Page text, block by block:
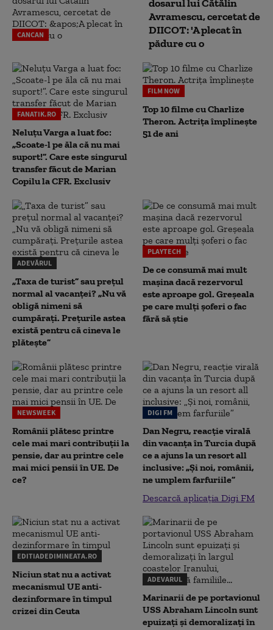
CANCAN
dosarul lui Cătălin
Avramescu, cercetat de
DIICOT: 'A plecat în
pădure cu o
FANATIK.RO
Neluțu Varga a luat foc:
„Scoate-l pe ăla că nu mai
suport!”. Care este singurul
transfer făcut de Marian
Copilu la CFR. Exclusiv
FILM NOW
Top 10 filme cu Charlize
Theron. Actrița împlinește
51 de ani
ADEVĂRUL
„Taxa de turist” sau prețul
normal al vacanței? „Nu vă
obligă nimeni să
cumpărați. Prețurile astea
există pentru că cineva le
plătește”
PLAYTECH
De ce consumă mai mult
mașina dacă rezervorul
este aproape gol. Greșeala
pe care mulți șoferi o fac
fără să știe
NEWSWEEK
Românii plătesc printre
cele mai mari contribuții la
pensie, dar au printre cele
mai mici pensii în UE. De
ce?
DIGI FM
Dan Negru, reacție virală
din vacanța în Turcia după
ce a ajuns la un resort all
inclusive: „Și noi, românii,
ne umplem farfuriile”
Descarcă aplicația Digi FM
EDITIADEDIMINEATA.RO
Niciun stat nu a activat
mecanismul UE anti-
dezinformare în timpul
crizei din Ceuta
ADEVARUL
Marinarii de pe portavionul
USS Abraham Lincoln sunt
epuizați și demoralizați în